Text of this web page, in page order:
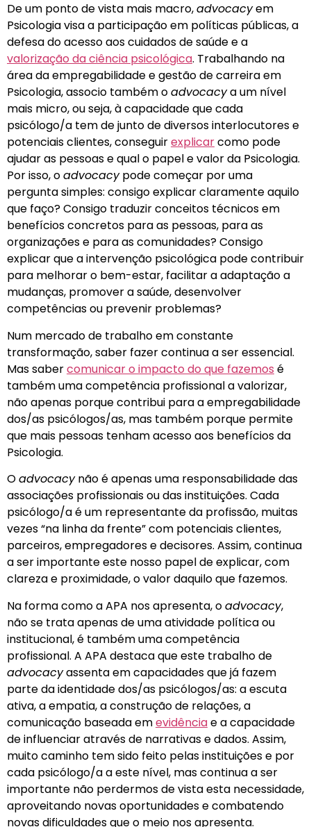
De um ponto de vista mais macro,advocacyem
Psicologia visa a participação em políticas públicas, a
defesa do acesso aos cuidados de saúde e a
valorização da ciência psicológica. Trabalhando na
área da empregabilidade e gestão de carreira em
Psicologia, associo também oadvocacya um nível
mais micro, ou seja, à capacidade que cada
psicólogo/a tem de junto de diversos interlocutores e
potenciais clientes, conseguirexplicarcomo pode
ajudar as pessoas e qual o papel e valor da Psicologia.
Por isso, oadvocacypode começar por uma
pergunta simples: consigo explicar claramente aquilo
que faço? Consigo traduzir conceitos técnicos em
benefícios concretos para as pessoas, para as
organizações e para as comunidades? Consigo
explicar que a intervenção psicológica pode contribuir
para melhorar o bem-estar, facilitar a adaptação a
mudanças, promover a saúde, desenvolver
competências ou prevenir problemas?
Num mercado de trabalho em constante
transformação, saber fazer continua a ser essencial.
Mas sabercomunicar o impacto do que fazemos é
também uma competência profissional a valorizar,
não apenas porque contribui para a empregabilidade
dos/as psicólogos/as, mas também porque permite
que mais pessoas tenham acesso aos benefícios da
Psicologia.
Oadvocacynão é apenas uma responsabilidade das
associações profissionais ou das instituições. Cada
psicólogo/a é um representante da profissão, muitas
vezes “na linha da frente” com potenciais clientes,
parceiros, empregadores e decisores. Assim, continua
a ser importante este nosso papel de explicar, com
clareza e proximidade, o valor daquilo que fazemos.
Na forma como a APA nos apresenta, oadvocacy,
não se trata apenas de uma atividade política ou
institucional, é também uma competência
profissional. A APA destaca que este trabalho de
advocacyassenta em capacidades que já fazem
parte da identidade dos/as psicólogos/as: a escuta
ativa, a empatia, a construção de relações, a
comunicação baseada emevidênciae a capacidade
de influenciar através de narrativas e dados. Assim,
muito caminho tem sido feito pelas instituições e por
cada psicólogo/a a este nível, mas continua a ser
importante não perdermos de vista esta necessidade,
aproveitando novas oportunidades e combatendo
novas dificuldades que o meio nos apresenta.